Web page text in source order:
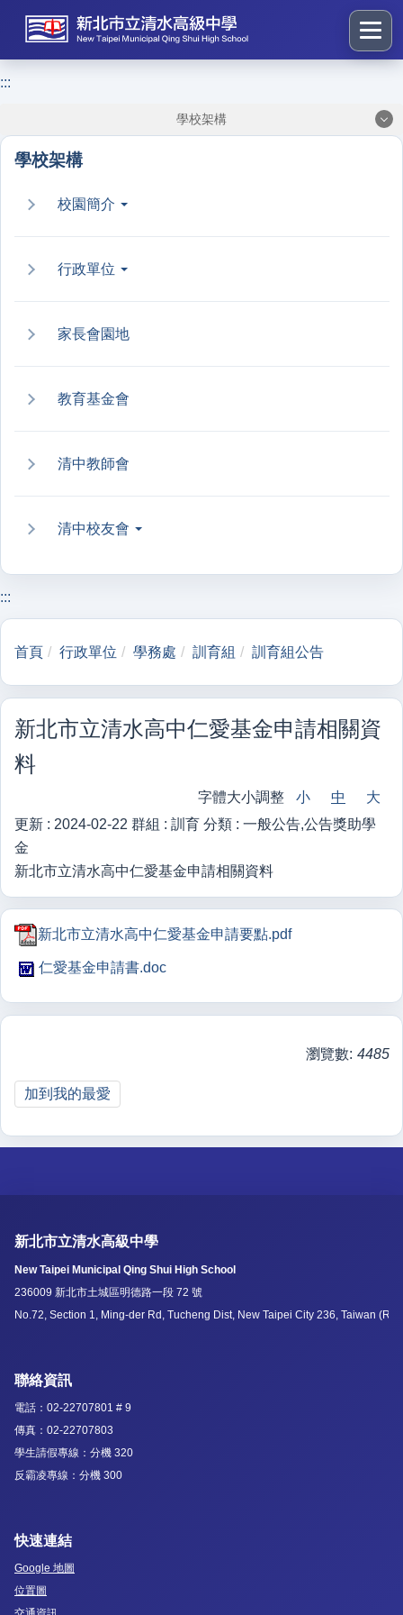
到
塊
:::
學校架構
學校架構
校園簡介
行政單位
家長會園地
教育基金會
清中教師會
清中校友會
:::
首頁 行政單位 學務處 訓育組 訓育組公告
新北市立清水高中仁愛基金申請相關資
料
字體大小調整 小 中
大
更新 : 2024-02-22 群組 : 訓育 分類 : 一般公告,公告獎助學
金
新北市立清水高中仁愛基金申請相關資料
新北市立清水高中仁愛基金申請要點.pdf
仁愛基金申請書.doc
瀏覽數: 4485
加到我的最愛
新北市立清水高級中學
New Taipei Municipal Qing Shui High School
236009 新北市土城區明德路一段 72 號
No.72, Section 1, Ming-der Rd, Tucheng Dist, New Taipei City 236, Taiwan
聯絡資訊
電話：02-22707801 # 9
傳真：02-22707803
學生請假專線：分機 320
反霸凌專線：分機 300
快速連結
Google 地圖
位置圖